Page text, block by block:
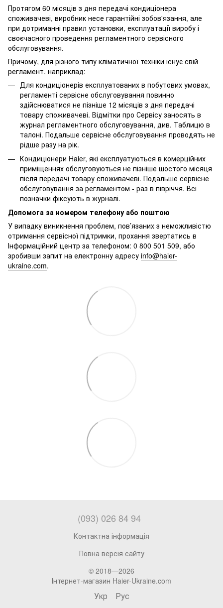
Протягом 60 місяців з дня передачі кондиціонера
споживачеві, виробник несе гарантійні зобов'язання, але
при дотриманні правил установки, експлуатації виробу і
своєчасного проведення регламентного сервісного
обслуговування.
Причому, для різного типу кліматичної техніки існує свій
регламент. наприклад:
Для кондиціонерів експлуатованих в побутових умовах,
регламенті сервісне обслуговування повинно
здійснюватися не пізніше 12 місяців з дня передачі
товару споживачеві. Відмітки про Сервісу заносять в
журнал регламентного обслуговування, див. Таблицю в
талоні. Подальше сервісне обслуговування проводять не
рідше разу на рік.
Кондиціонери Haier, які експлуатуються в комерційних
приміщеннях обслуговуються не пізніше шостого місяця
після передачі товару споживачеві. Подальше сервісне
обслуговування за регламентом - раз в півріччя. Всі
позначки фіксують в журналі.
Допомога за номером телефону або поштою
У випадку виникнення проблем, пов’язаних з неможливістю
отримання сервісної підтримки, прохання звертатись в
Інформаційний центр за телефоном: 0 800 501 509, або
зробивши запит на електронну адресу info@haier-
ukraine.com.
(093) 026 84 94
Контактна інформація
Повна версія сайту
© 2018—2026
Інтернет-магазин Haier-Ukraine.com
Укр Рус